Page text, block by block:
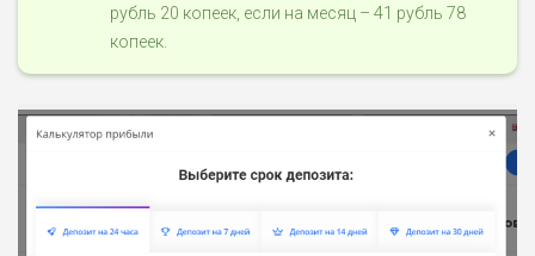
рубль 20 копеек, если на месяц – 41 рубль 78
копеек.